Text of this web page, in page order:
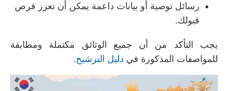
رسائل توصية أو بيانات داعمة يمكن أن تعزز فرص
قبولك.
يجب التأكد من أن جميع الوثائق مكتملة ومطابقة
للمواصفات المذكورة في دليل الترشيح.